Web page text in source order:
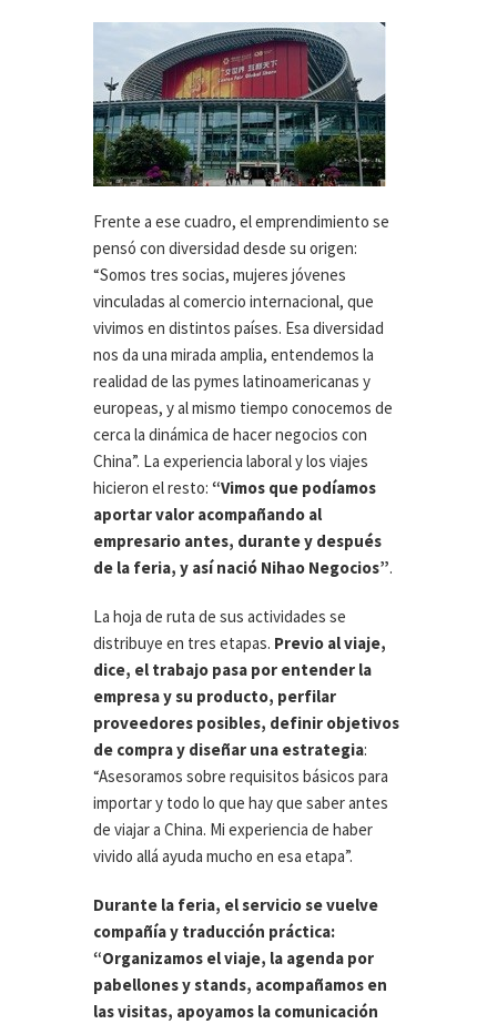
Frente a ese cuadro, el emprendimiento se
pensó con diversidad desde su origen:
“Somos tres socias, mujeres jóvenes
vinculadas al comercio internacional, que
vivimos en distintos países. Esa diversidad
nos da una mirada amplia, entendemos la
realidad de las pymes latinoamericanas y
europeas, y al mismo tiempo conocemos de
cerca la dinámica de hacer negocios con
China”. La experiencia laboral y los viajes
hicieron el resto: “Vimos que podíamos
aportar valor acompañando al
empresario antes, durante y después
de la feria, y así nació Nihao Negocios”.
La hoja de ruta de sus actividades se
distribuye en tres etapas. Previo al viaje,
dice, el trabajo pasa por entender la
empresa y su producto, perfilar
proveedores posibles, definir objetivos
de compra y diseñar una estrategia:
“Asesoramos sobre requisitos básicos para
importar y todo lo que hay que saber antes
de viajar a China. Mi experiencia de haber
vivido allá ayuda mucho en esa etapa”.
Durante la feria, el servicio se vuelve
compañía y traducción práctica:
“Organizamos el viaje, la agenda por
pabellones y stands, acompañamos en
las visitas, apoyamos la comunicación